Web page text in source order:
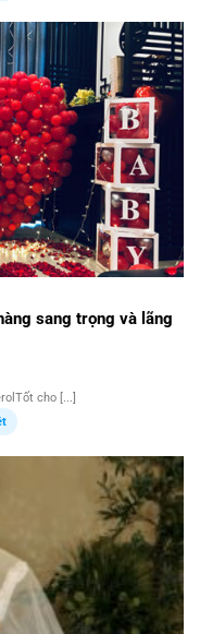
sang trọng và lãng
cho [...]